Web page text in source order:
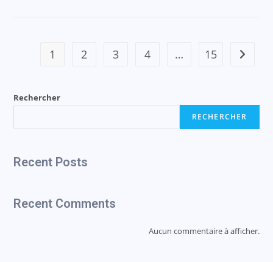
1 2 3 4 … 15
Rechercher
RECHERCHER
Recent Posts
Recent Comments
Aucun commentaire à afficher.